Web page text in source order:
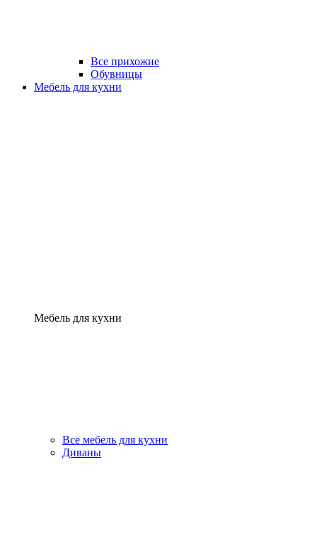
Все прихожие
Обувницы
Мебель для кухни
Мебель для кухни
Все мебель для кухни
Диваны